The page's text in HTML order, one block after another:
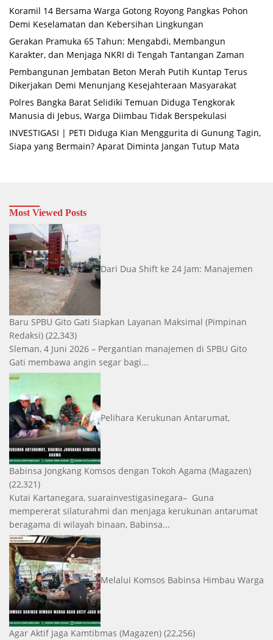
Koramil 14 Bersama Warga Gotong Royong Pangkas Pohon
Demi Keselamatan dan Kebersihan Lingkungan
Gerakan Pramuka 65 Tahun: Mengabdi, Membangun
Karakter, dan Menjaga NKRI di Tengah Tantangan Zaman
Pembangunan Jembatan Beton Merah Putih Kuntap Terus
Dikerjakan Demi Menunjang Kesejahteraan Masyarakat
Polres Bangka Barat Selidiki Temuan Diduga Tengkorak
Manusia di Jebus, Warga Diimbau Tidak Berspekulasi
INVESTIGASI | PETI Diduga Kian Menggurita di Gunung Tagin,
Siapa yang Bermain? Aparat Diminta Jangan Tutup Mata
Most Viewed Posts
Dari Dua Shift ke 24 Jam: Manajemen
Baru SPBU Gito Gati Siapkan Layanan Maksimal (Pimpinan
Redaksi) (22,343)
Sleman, 4 Juni 2026 – Pergantian manajemen di SPBU Gito
Gati membawa angin segar bagi...
Pelihara Kerukunan Antarumat,
Babinsa Jongkang Komsos dengan Tokoh Agama (Magazen)
(22,321)
Kutai Kartanegara, suarainvestigasinegara– Guna
mempererat silaturahmi dan menjaga kerukunan antarumat
beragama di wilayah binaan, Babinsa...
Melalui Komsos Babinsa Himbau Warga
Agar Aktif Jaga Kamtibmas (Magazen) (22,256)